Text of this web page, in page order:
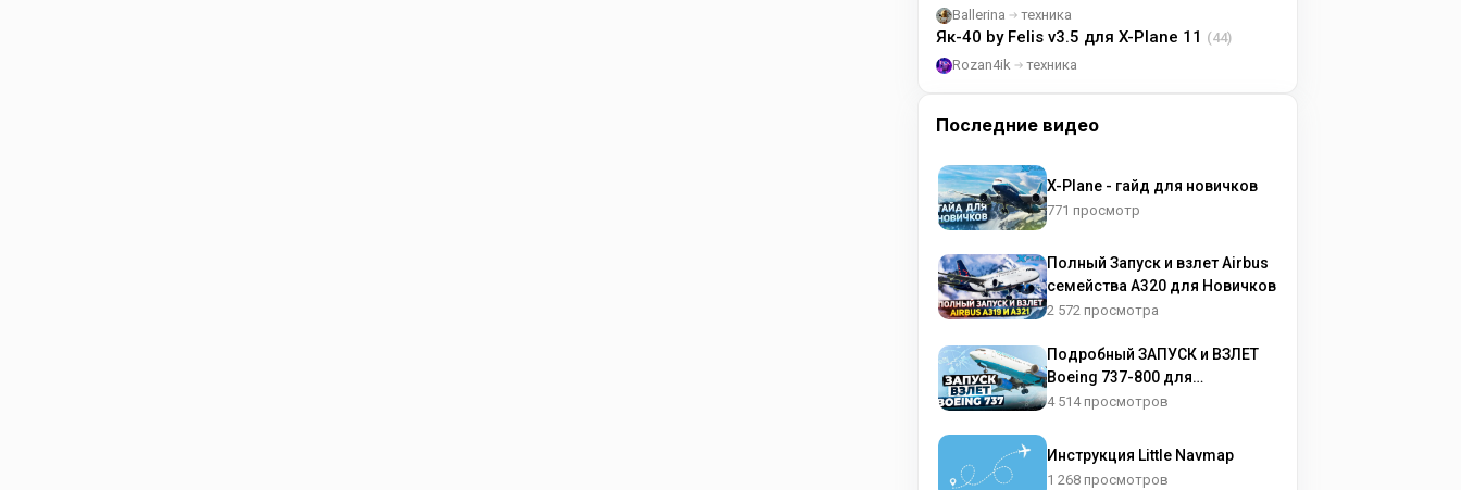
Ballerina
техника
Як-40 by Felis v3.5 для X-Plane 11 (44)
Rozan4ik
техника
Последние видео
X-Plane - гайд для новичков
771 просмотр
Полный Запуск и взлет Airbus
семейства A320 для Новичков
2 572 просмотра
Подробный ЗАПУСК и ВЗЛЕТ
Boeing 737-800 для
НОВИЧКОВ
4 514 просмотров
Инструкция Little Navmap
1 268 просмотров